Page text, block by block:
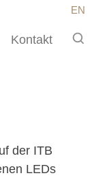
Kontakt
EN
der ITB
LEDs